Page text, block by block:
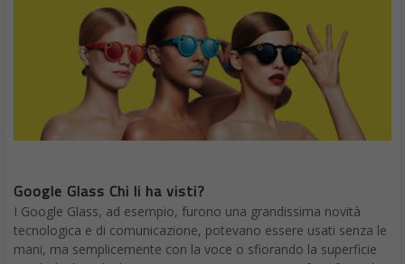
Google Glass Chi li ha visti?
I Google Glass, ad esempio, furono una grandissima novità
tecnologica e di comunicazione, potevano essere usati senza le
mani, ma semplicemente con la voce o sfiorando la superficie